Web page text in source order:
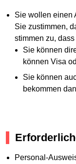
Sie wollen einen
Sie zustimmen,
stimmen zu,
Sie können
können Visa
Sie können
bekommen
Personal-